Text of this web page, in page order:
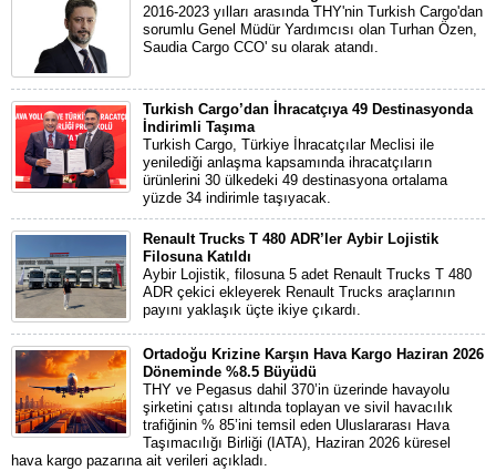
2016-2023 yılları arasında THY'nin Turkish Cargo'dan
sorumlu Genel Müdür Yardımcısı olan Turhan Özen,
Saudia Cargo CCO' su olarak atandı.
Turkish Cargo’dan İhracatçıya 49 Destinasyonda
İndirimli Taşıma
Turkish Cargo, Türkiye İhracatçılar Meclisi ile
yenilediği anlaşma kapsamında ihracatçıların
ürünlerini 30 ülkedeki 49 destinasyona ortalama
yüzde 34 indirimle taşıyacak.
Renault Trucks T 480 ADR’ler Aybir Lojistik
Filosuna Katıldı
Aybir Lojistik, filosuna 5 adet Renault Trucks T 480
ADR çekici ekleyerek Renault Trucks araçlarının
payını yaklaşık üçte ikiye çıkardı.
Ortadoğu Krizine Karşın Hava Kargo Haziran 2026
Döneminde %8.5 Büyüdü
THY ve Pegasus dahil 370’in üzerinde havayolu
şirketini çatısı altında toplayan ve sivil havacılık
trafiğinin % 85’ini temsil eden Uluslararası Hava
Taşımacılığı Birliği (IATA), Haziran 2026 küresel
hava kargo pazarına ait verileri açıkladı.